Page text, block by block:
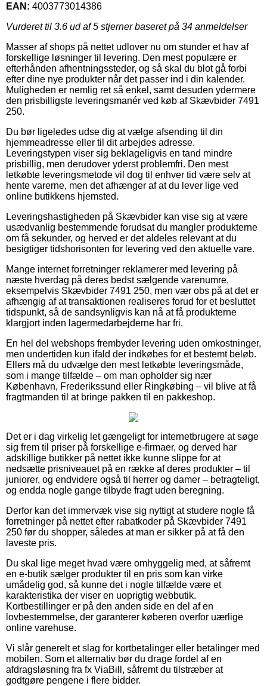
EAN: 4003773014386
Vurderet til 3.6 ud af 5 stjerner baseret på 34 anmeldelser
Masser af shops på nettet udlover nu om stunder et hav af
forskellige løsninger til levering. Den mest populære er
efterhånden afhentningssteder, og så skal du blot gå forbi
efter dine nye produkter når det passer ind i din kalender.
Muligheden er nemlig ret så enkel, samt desuden ydermere
den prisbilligste leveringsmanér ved køb af Skævbider 7491
250.
Du bør ligeledes udse dig at vælge afsending til din
hjemmeadresse eller til dit arbejdes adresse.
Leveringstypen viser sig beklageligvis en tand mindre
prisbillig, men derudover yderst problemfri. Den mest
letkøbte leveringsmetode vil dog til enhver tid være selv at
hente varerne, men det afhænger af at du lever lige ved
online butikkens hjemsted.
Leveringshastigheden på Skævbider kan vise sig at være
usædvanlig bestemmende forudsat du mangler produkterne
om få sekunder, og herved er det aldeles relevant at du
besigtiger tidshorisonten for levering ved den aktuelle vare.
Mange internet forretninger reklamerer med levering på
næste hverdag på deres bedst sælgende varenumre,
eksempelvis Skævbider 7491 250, men vær obs på at det er
afhængig af at transaktionen realiseres forud for et besluttet
tidspunkt, så de sandsynligvis kan nå at få produkterne
klargjort inden lagermedarbejderne har fri.
En hel del webshops frembyder levering uden omkostninger,
men undertiden kun ifald der indkøbes for et bestemt beløb.
Ellers må du udvælge den mest letkøbte leveringsmåde,
som i mange tilfælde – om man opholder sig nær
København, Frederikssund eller Ringkøbing – vil blive at få
fragtmanden til at bringe pakken til en pakkeshop.
Det er i dag virkelig let gængeligt for internetbrugere at søge
sig frem til priser på forskellige e-firmaer, og derved har
adskillige butikker på nettet ikke kunne slippe for at
nedsætte prisniveauet på en række af deres produkter – til
juniorer, og endvidere også til herrer og damer – betragteligt,
og endda nogle gange tilbyde fragt uden beregning.
Derfor kan det immervæk vise sig nyttigt at studere nogle få
forretninger på nettet efter rabatkoder på Skævbider 7491
250 før du shopper, således at man er sikker på at få den
laveste pris.
Du skal lige meget hvad være omhyggelig med, at såfremt
en e-butik sælger produkter til en pris som kan virke
umådelig god, så kunne det i nogle tilfælde være et
karakteristika der viser en uoprigtig webbutik.
Kortbestillinger er på den anden side en del af en
lovbestemmelse, der garanterer køberen overfor uærlige
online varehuse.
Vi slår generelt et slag for kortbetalinger eller betalinger med
mobilen. Som et alternativ bør du drage fordel af en
afdragsløsning fra fx ViaBill, såfremt du tilstræber at
godtgøre pengene i flere bidder.